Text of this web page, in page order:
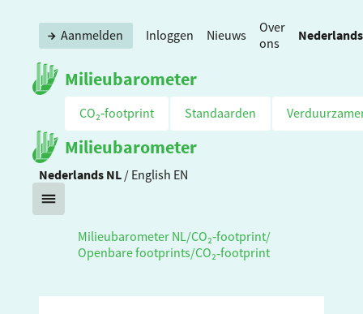
Milieubarometer
Aanmelden Inloggen Nieuws
Over
ons
Nederlands
CO₂‑footprint Standaarden
Milieubarometer
Nederlands NL / English EN
Milieubarometer NL /CO₂‑footprint/
Openbare footprints/CO₂‑footprint